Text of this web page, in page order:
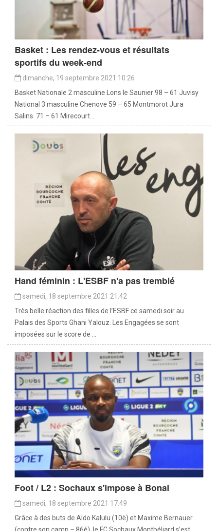
Basket : Les rendez-vous et résultats
sportifs du week-end
dimanche, 19 septembre 2021 10:26
Basket Nationale 2 masculine Lons le Saunier 98 – 61 Juvisy
National 3 masculine Chenove 59 – 65 Montmorot Jura
Salins 71 – 61 Mirecourt...
Hand féminin : L'ESBF n'a pas tremblé
samedi, 18 septembre 2021 21:42
Très belle réaction des filles de l’ESBF ce samedi soir au
Palais des Sports Ghani Yalouz. Les Engagées se sont
imposées sur le score de ...
Foot / L2 : Sochaux s'impose à Bonal
samedi, 18 septembre 2021 17:49
Grâce à des buts de Aldo Kalulu (10è) et Maxime Bernauer